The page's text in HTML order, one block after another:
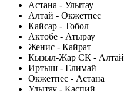
Астана - Улытау
Алтай - Окжетпес
Кайсар - Тобол
Актобе - Атырау
Женис - Кайрат
Кызыл-Жар СК - Алтай
Иртыш - Елимай
Окжетпес - Астана